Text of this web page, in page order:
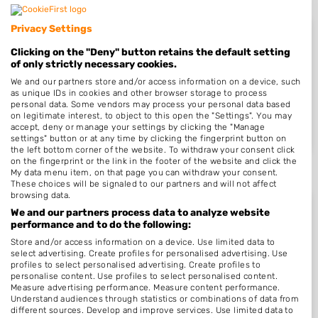
Nieuw in Vledder
Nog geen statistieken beschikbaar.
Beoordelingen Vledder
Nog geen statistieken beschikbaar.
Privacy Settings
Clicking on the "Deny" button retains the default setting
of only strictly necessary cookies.
We and our partners store and/or access information on a device, such
as unique IDs in cookies and other browser storage to process
personal data. Some vendors may process your personal data based
on legitimate interest, to object to this open the "Settings". You may
accept, deny or manage your settings by clicking the "Manage
settings" button or at any time by clicking the fingerprint button on
the left bottom corner of the website. To withdraw your consent click
on the fingerprint or the link in the footer of the website and click the
My data menu item, on that page you can withdraw your consent.
These choices will be signaled to our partners and will not affect
browsing data.
We and our partners process data to analyze website
performance and to do the following:
Store and/or access information on a device. Use limited data to
select advertising. Create profiles for personalised advertising. Use
profiles to select personalised advertising. Create profiles to
personalise content. Use profiles to select personalised content.
Measure advertising performance. Measure content performance.
Understand audiences through statistics or combinations of data from
different sources. Develop and improve services. Use limited data to